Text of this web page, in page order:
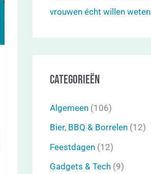
vrouwen écht willen weten
Categorieën
Algemeen (106)
Bier, BBQ & Borrelen (12)
Feestdagen (12)
Gadgets & Tech (9)